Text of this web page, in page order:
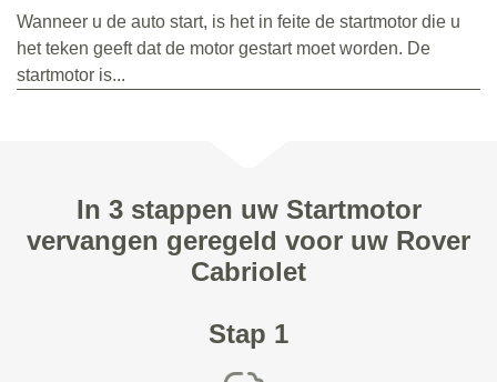
Wanneer u de auto start, is het in feite de startmotor die u
het teken geeft dat de motor gestart moet worden. De
startmotor is...
In 3 stappen uw Startmotor
vervangen geregeld voor uw Rover
Cabriolet
Stap 1